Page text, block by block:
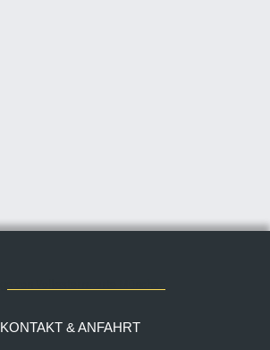
KONTAKT & ANFAHRT